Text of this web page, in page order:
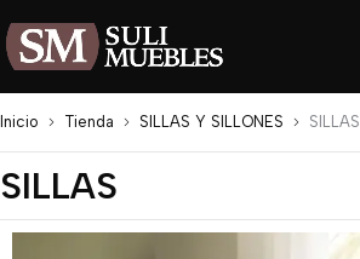
Inicio Tienda SILLAS Y SILLONES SILLAS
SILLAS